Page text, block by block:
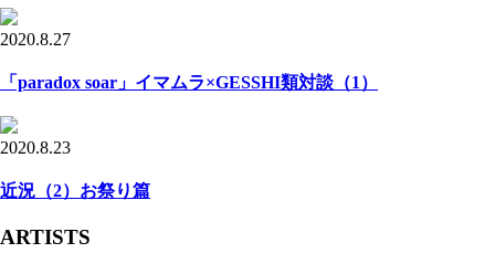
2020.8.27
「paradox soar」イマムラ×GESSHI類対談（1）
2020.8.23
近況（2）お祭り篇
ARTISTS